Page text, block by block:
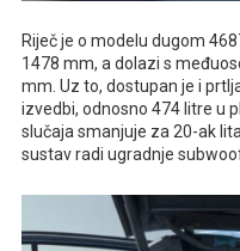
Riječ je o modelu dugom
1478 mm, a dolazi s
mm. Uz to, dostupan je i
izvedbi, odnosno 474 litre u
slučaja smanjuje za 20-ak
sustav radi ugradnje